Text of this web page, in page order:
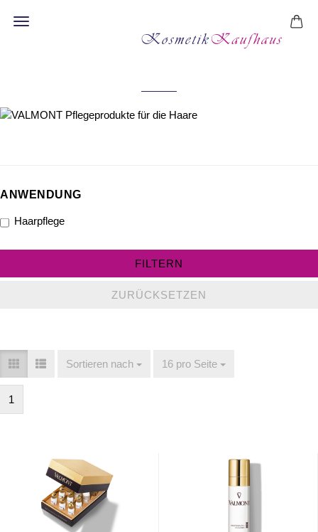
ANWENDUNG
ANWENDUNG
Haarpflege
FILTERN
ZURÜCKSETZEN
Sortieren nach
Sortieren nach 16 pro Seite
pro Seite
1